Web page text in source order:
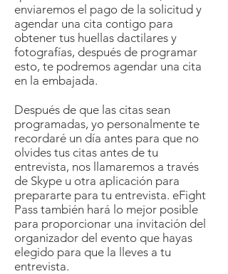
enviaremos el pago de la solicitud y
agendar una cita contigo para
obtener tus huellas dactilares y
fotografías, después de programar
esto, te podremos agendar una cita
en la embajada.
Después de que las citas sean
programadas, yo personalmente te
recordaré un día antes para que no
olvides tus citas antes de tu
entrevista, nos llamaremos a través
de Skype u otra aplicación para
prepararte para tu entrevista. eFight
Pass también hará lo mejor posible
para proporcionar una invitación del
organizador del evento que hayas
elegido para que la lleves a tu
entrevista.